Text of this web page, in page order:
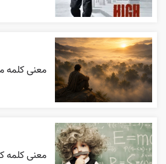
معنی کلمه
معنی